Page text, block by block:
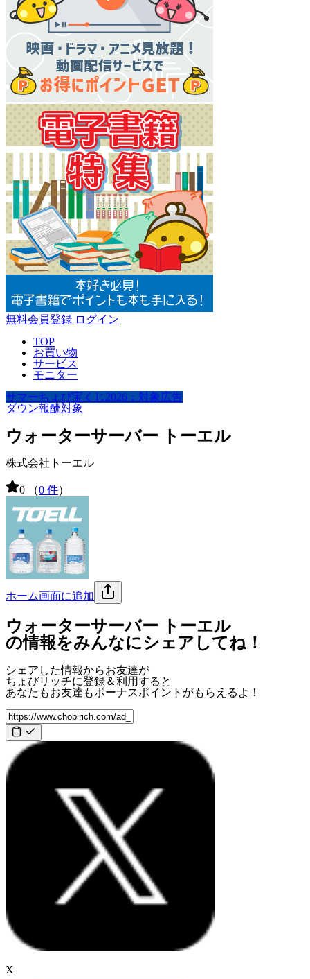
無料会員登録 ログイン
TOP
お買い物
サービス
モニター
サマーちょび宝くじ2026：対象広告
ダウン報酬対象
ウォーターサーバー トーエル
株式会社トーエル
0 （0 件）
ホーム画面に追加
ウォーターサーバー トーエル
の情報をみんなにシェアしてね！
シェアした情報からお友達が
ちょびリッチに登録＆利用すると
あなたもお友達もボーナスポイント がもらえるよ！
X